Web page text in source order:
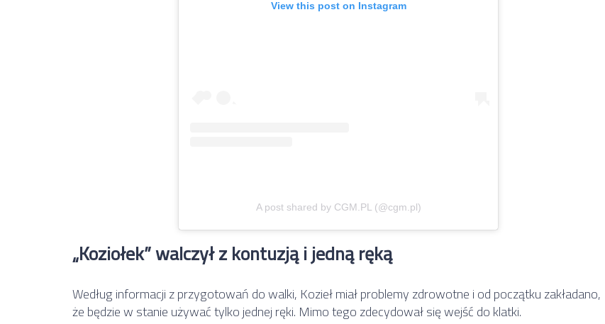
View this post on Instagram
A post shared by CGM.PL (@cgm.pl)
„Koziołek” walczył z kontuzją i jedną ręką
Według informacji z przygotowań do walki, Kozieł miał problemy zdrowotne i od początku zakładano,
że będzie w stanie używać tylko jednej ręki. Mimo tego zdecydował się wejść do klatki.